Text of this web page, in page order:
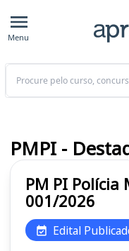
Menu
Buscar
PM PI
001/2026
Edital
PMPI -